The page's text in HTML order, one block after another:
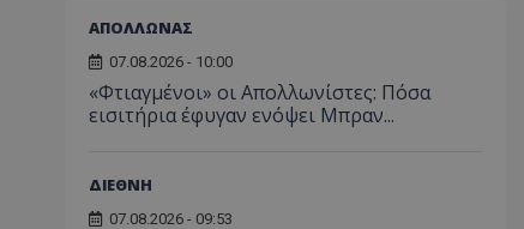
ΑΠΟΛΛΩΝΑΣ
07.08.2026 - 10:00
«Φτιαγμένοι» οι Απολλωνίστες: Πόσα
εισιτήρια έφυγαν ενόψει Μπραν...
ΔΙΕΘΝΗ
07.08.2026 - 09:53